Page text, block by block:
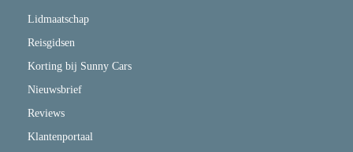
Lidmaatschap
Reisgidsen
Korting bij Sunny Cars
Nieuwsbrief
Reviews
Klantenportaal